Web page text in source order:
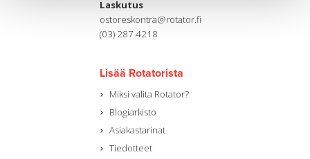
Laskutus
ostoreskontra@rotator.fi
(03) 287 4218
Lisää Rotatorista
Miksi valita Rotator?
Blogiarkisto
Asiakastarinat
Tiedotteet